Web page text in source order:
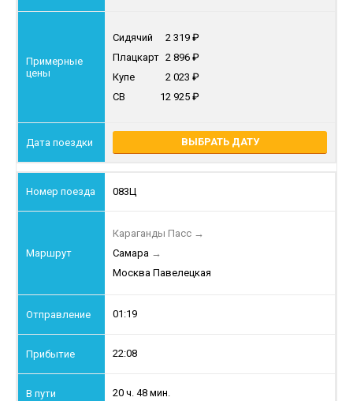
Сидячий
2 319
Плацкарт 2 896
Купе
2 023
СВ
12 925
ВЫБРАТЬ ДАТУ
083Ц
Караганды Пасс →
Самара →
Москва Павелецкая
01:19
22:08
20 ч. 48 мин.